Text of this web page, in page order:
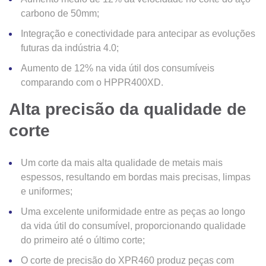
carbono de 50mm;
Integração e conectividade para antecipar as evoluções
futuras da indústria 4.0;
Aumento de 12% na vida útil dos consumíveis
comparando com o HPPR400XD.
Alta precisão da qualidade de
corte
Um corte da mais alta qualidade de metais mais
espessos, resultando em bordas mais precisas, limpas
e uniformes;
Uma excelente uniformidade entre as peças ao longo
da vida útil do consumível, proporcionando qualidade
do primeiro até o último corte;
O corte de precisão do XPR460 produz peças com